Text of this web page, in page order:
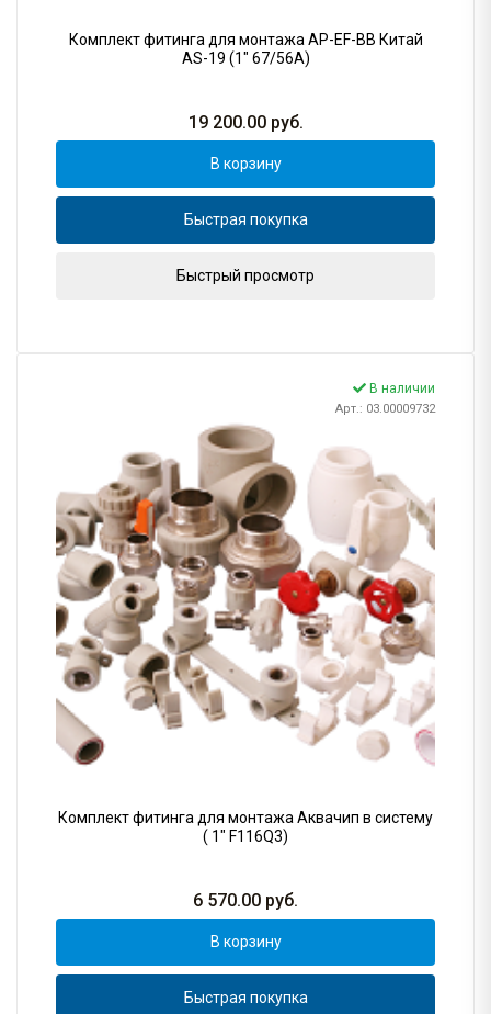
Комплект фитинга для монтажа AP-EF-BB Китай
AS-19 (1" 67/56A)
19 200.00руб.
В корзину
Быстрая покупка
Быстрый просмотр
В наличии
Арт.: 03.00009732
Комплект фитинга для монтажа Аквачип в систему
( 1" F116Q3)
6 570.00 руб.
В корзину
Быстрая покупка